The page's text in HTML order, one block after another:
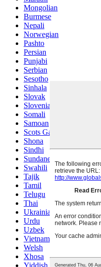
Mongolian
Burmese
Nepali
Norwegian
Pashto
Persian
Punjabi
Serbian
Sesotho
Sinhala
Slovak
Slovenian
Somali
Samoan
Scots Gaelic
Shona
Sindhi
Sundanese
Swahili
Tajik
Tamil
Telugu
Thai
Ukrainian
Urdu
Uzbek
Vietnamese
Welsh
Xhosa